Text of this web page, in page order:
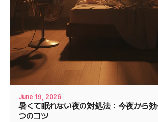
June 19, 2026
暑くて眠れない夜の対処法：今夜から
つのコツ